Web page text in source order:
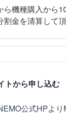
ら機種購入から
割金を清算して
トから申し込む
公式HPより